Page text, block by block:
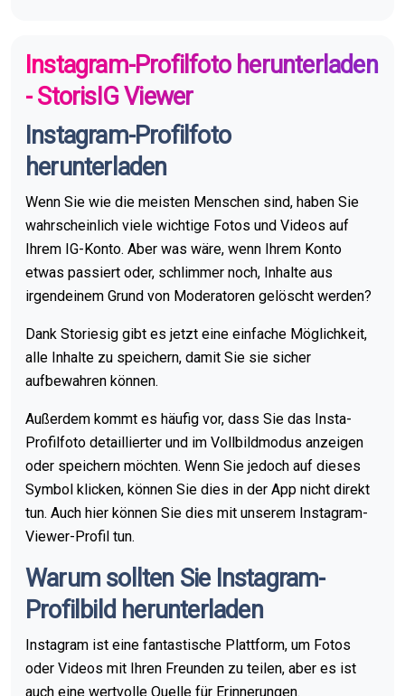
Instagram-Profilfoto herunterladen
- StorisIG Viewer
Instagram-Profilfoto
herunterladen
Wenn Sie wie die meisten Menschen sind, haben Sie
wahrscheinlich viele wichtige Fotos und Videos auf
Ihrem IG-Konto. Aber was wäre, wenn Ihrem Konto
etwas passiert oder, schlimmer noch, Inhalte aus
irgendeinem Grund von Moderatoren gelöscht werden?
Dank Storiesig gibt es jetzt eine einfache Möglichkeit,
alle Inhalte zu speichern, damit Sie sie sicher
aufbewahren können.
Außerdem kommt es häufig vor, dass Sie das Insta-
Profilfoto detaillierter und im Vollbildmodus anzeigen
oder speichern möchten. Wenn Sie jedoch auf dieses
Symbol klicken, können Sie dies in der App nicht direkt
tun. Auch hier können Sie dies mit unserem Instagram-
Viewer-Profil tun.
Warum sollten Sie Instagram-
Profilbild herunterladen
Instagram ist eine fantastische Plattform, um Fotos
oder Videos mit Ihren Freunden zu teilen, aber es ist
auch eine wertvolle Quelle für Erinnerungen.